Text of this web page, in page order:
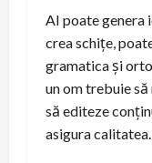
AI poate genera
crea schițe,
gramatica și
un om trebuie
să editeze
asigura calitatea.